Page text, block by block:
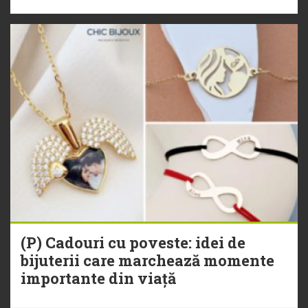
(P) Cadouri cu poveste: idei de
bijuterii care marchează momente
importante din viață